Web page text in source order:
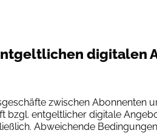
digitalen
zwischen Abonnenten
entgeltlicher digitale
Abweichende